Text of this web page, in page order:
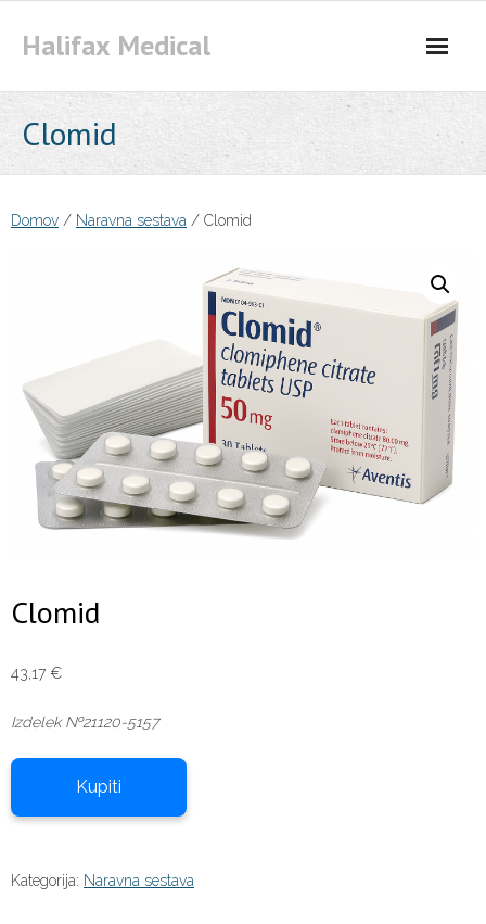
Halifax Medical
Clomid
Domov / Naravna sestava / Clomid
Clomid
43,17 €
Izdelek №21120-5157
Kupiti
Kategorija: Naravna sestava